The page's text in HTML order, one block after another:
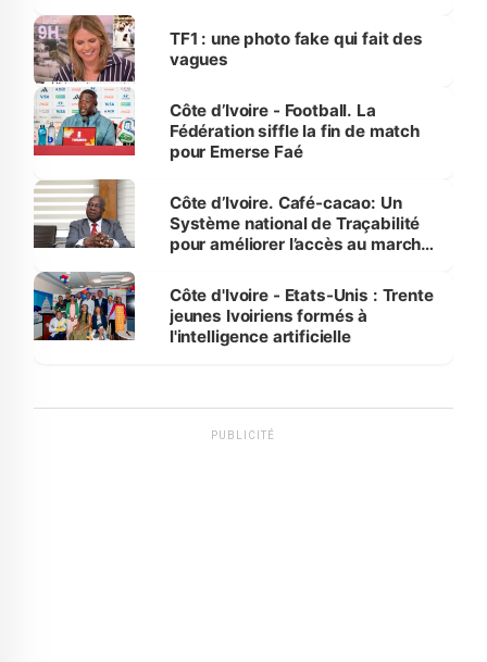
sur la scène internationale »
TF1 : une photo fake qui fait des
vagues
Côte d’Ivoire - Football. La
Fédération siffle la fin de match
pour Emerse Faé
Côte d’Ivoire. Café-cacao: Un
Système national de Traçabilité
pour améliorer l’accès au marché
Côte d'Ivoire - Etats-Unis : Trente
jeunes Ivoiriens formés à
l'intelligence artificielle
PUBLICITÉ